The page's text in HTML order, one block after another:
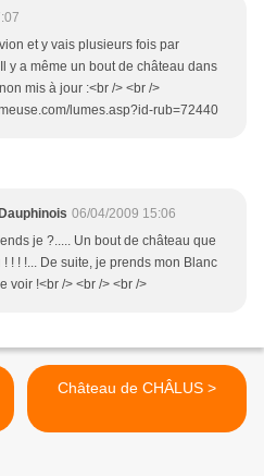
et y vais plusieurs fois par
y a même un bout de château dans
mis à jour :<br /> <br />
lumes.asp?id-rub=72440
06/04/2009 15:06
je ?..... Un bout de château que
! ! !... De suite, je prends mon Blanc
voir !<br /> <br /> <br />
Château de CHÂLUS >